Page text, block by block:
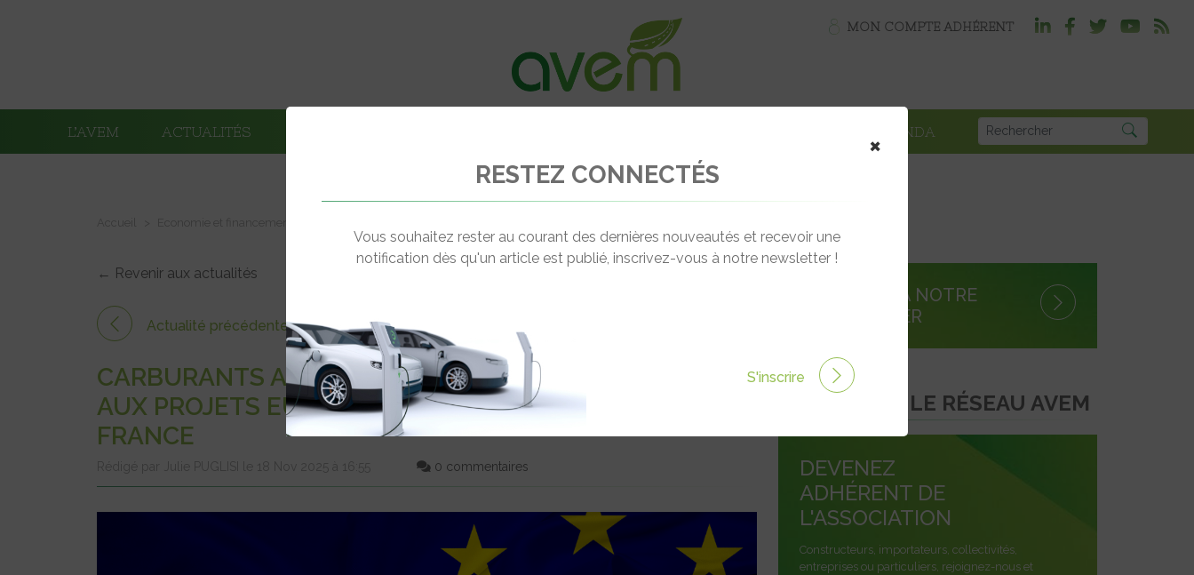
MON COMPTE ADHÉRENT
L’AVEM ACTUALITÉS AGENDA
← Revenir aux actualités
Actualité précédente
CARBURANTS ALTERNATIFS : L’UE ALLOUE 600 M€
AUX PROJETS EUROPÉENS DONT PRÈS DE 100 M€ À LA
FRANCE
0 commentaires
S'INSCRIRE À NOTRE
NEWSLETTER
REJOINDRE LE RÉSEAU AVEM
DEVENEZ
ADHÉRENT DE
L'ASSOCIATION
Constructeurs, importateurs, collectivités,
entreprises ou particuliers, rejoignez-nous et
×
RESTEZ CONNECTÉS
Vous souhaitez rester au courant des dernières nouveautés et recevoir une
notification dès qu'un article est publié, inscrivez-vous à notre newsletter !
S'inscrire